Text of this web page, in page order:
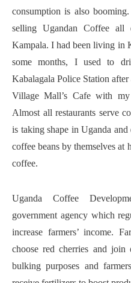
consumption is also
selling Ugandan Coffee all
Kampala. I had been living in
some months, I used to
Kabalagala Police Station
Village Mall’s Cafe with
Almost all restaurants serve
is taking shape in Uganda
coffee beans by themselves
coffee.
Uganda Coffee
government agency which
increase farmers’ income.
choose red cherries and
bulking purposes and